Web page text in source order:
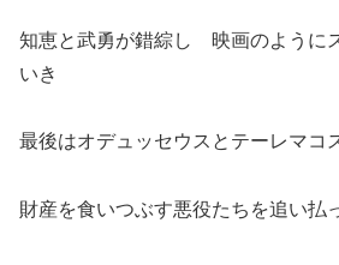
知恵と武勇が錯綜し 映画のように
いき
最後はオデュッセウスとテーレマコ
財産を食いつぶす悪役たちを追い払